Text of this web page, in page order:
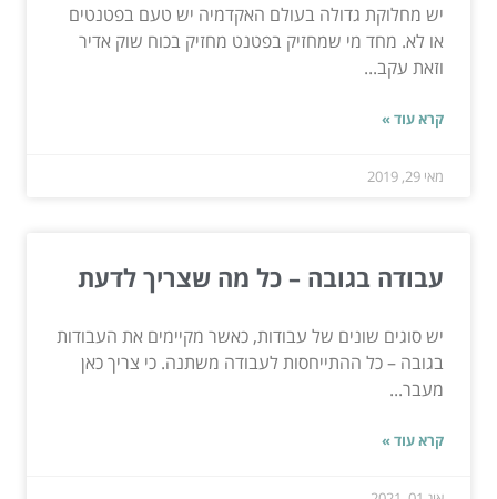
יש מחלוקת גדולה בעולם האקדמיה יש טעם בפטנטים
או לא. מחד מי שמחזיק בפטנט מחזיק בכוח שוק אדיר
וזאת עקב...
קרא עוד »
מאי 29, 2019
עבודה בגובה – כל מה שצריך לדעת
יש סוגים שונים של עבודות, כאשר מקיימים את העבודות
בגובה – כל ההתייחסות לעבודה משתנה. כי צריך כאן
מעבר...
קרא עוד »